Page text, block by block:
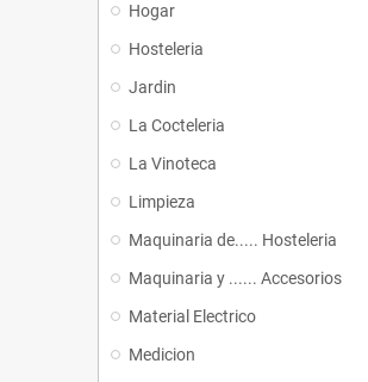
Hogar
Hosteleria
Jardin
La Cocteleria
La Vinoteca
Limpieza
Maquinaria de..... Hosteleria
Maquinaria y ...... Accesorios
Material Electrico
Medicion